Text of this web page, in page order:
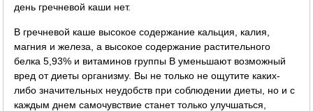
день гречневой каши нет.
В гречневой каше высокое содержание кальция, калия,
магния и железа, а высокое содержание растительного
белка 5,93% и витаминов группы B уменьшают возможный
вред от диеты организму. Вы не только не ощутите каких-
либо значительных неудобств при соблюдении диеты, но и с
каждым днем самочувствие станет только улучшаться,